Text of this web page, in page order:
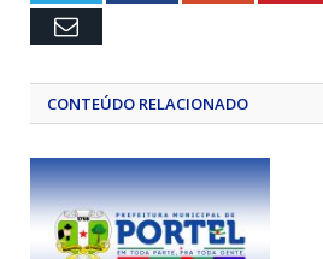
Email
CONTEÚDO RELACIONADO